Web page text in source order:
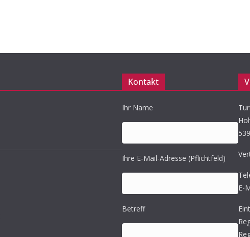
Kontakt
Ihr Name
Ihre E-Mail-Adresse (Pflichtfeld)
Betreff
E-